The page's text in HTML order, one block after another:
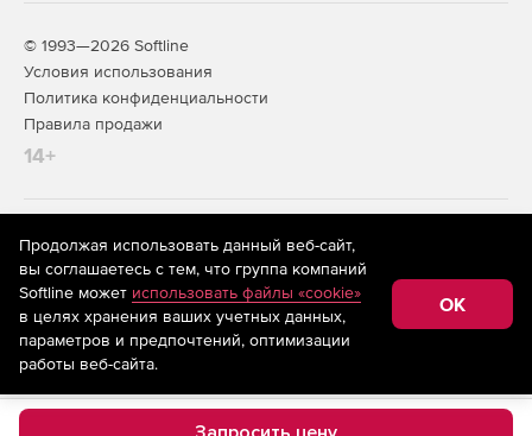
© 1993—2026 Softline
Условия использования
Политика конфиденциальности
Правила продажи
14+
На информационном ресурсе store.softline.ru применяются
рекомендательные технологии
(информационные технологии
предоставления информации на основе сбора,
систематизации и анализа сведений, относящихся к
предпочтениям пользователей сети «Интернет»,
находящихся на территории Российской Федерации)
Продолжая использовать данный веб-сайт,
вы соглашаетесь с тем, что группа компаний
Softline может использовать файлы «cookie»
в целях хранения ваших учетных данных,
параметров и предпочтений, оптимизации
работы веб-сайта.
OK